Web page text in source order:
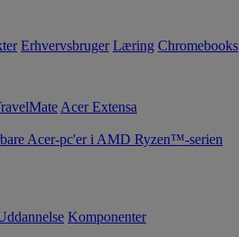
Erhvervsbruger Læring Chromebooks
Acer Extensa
Acer-pc'er i AMD Ryzen™-serien
Komponenter